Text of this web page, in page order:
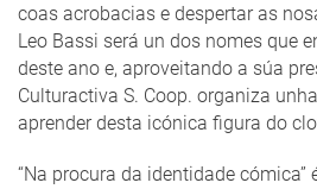
coas acrobacias e despertar as
Leo Bassi será un dos nomes que
deste ano e, aproveitando a súa
Culturactiva S. Coop. organiza
aprender desta icónica figura do
“Na procura da identidade cómica”